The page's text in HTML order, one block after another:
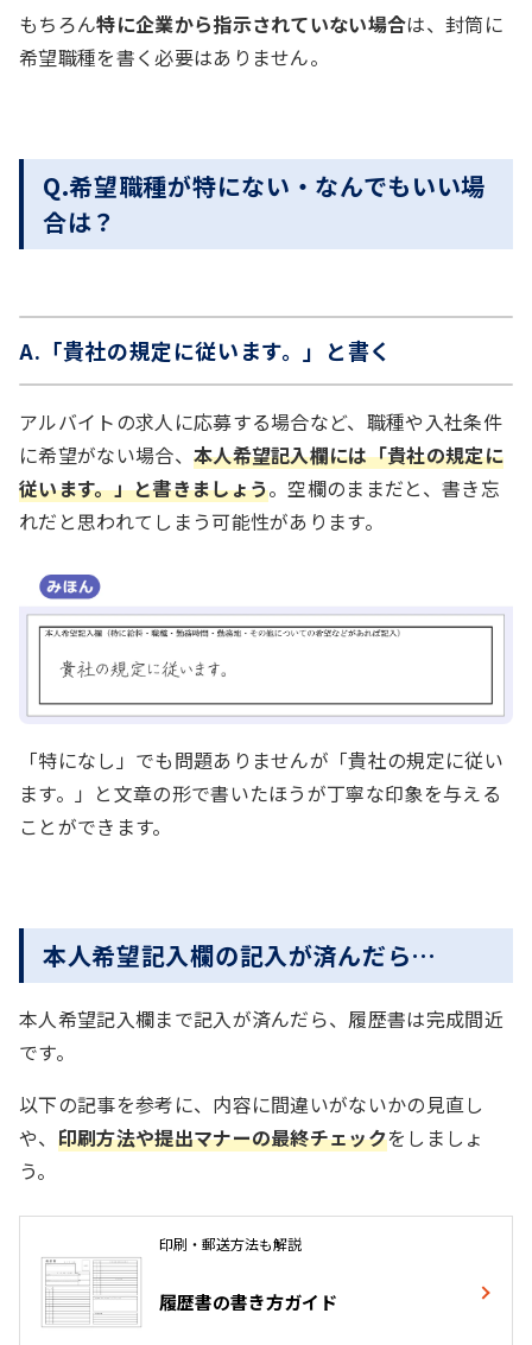
もちろん特に企業から指示されていない場合は、封筒に
希望職種を書く必要はありません。
Q.希望職種が特にない・なんでもいい場
合は？
A.「貴社の規定に従います。」と書く
アルバイトの求人に応募する場合など、職種や入社条件
に希望がない場合、 本人希望記入欄には「貴社の規定に
従います。」と書きましょう。空欄のままだと、書き忘
れだと思われてしまう可能性があります。
「特になし」でも問題ありませんが「貴社の規定に従い
ます。」と文章の形で書いたほうが丁寧な印象を与える
ことができます。
本人希望記入欄の記入が済んだら…
本人希望記入欄まで記入が済んだら、履歴書は完成間近
です。
以下の記事を参考に、内容に間違いがないかの見直し
や、 印刷方法や提出マナーの最終チェックをしましょ
う。
印刷・郵送方法も解説
履歴書の書き方ガイド